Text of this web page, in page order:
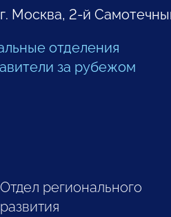
Москва, 2-й
отделения
за рубежом
Отдел регионального
развития